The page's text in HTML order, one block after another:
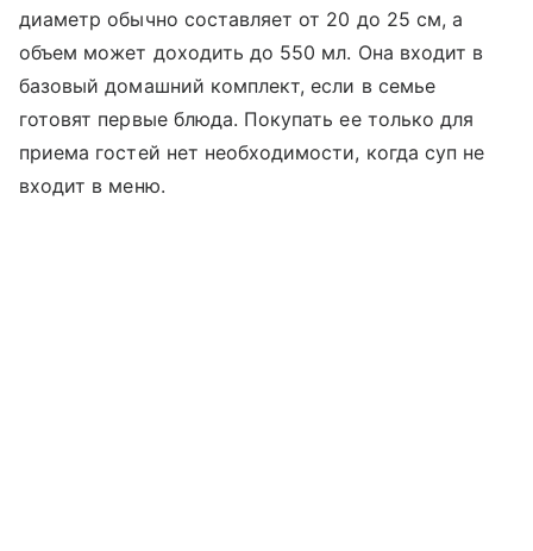
диаметр обычно составляет от 20 до 25 см, а
объем может доходить до 550 мл. Она входит в
базовый домашний комплект, если в семье
готовят первые блюда. Покупать ее только для
приема гостей нет необходимости, когда суп не
входит в меню.